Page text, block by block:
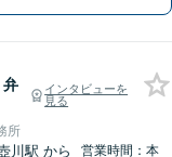
弁
インタビューを
見る
所
川駅から
営業時間：本